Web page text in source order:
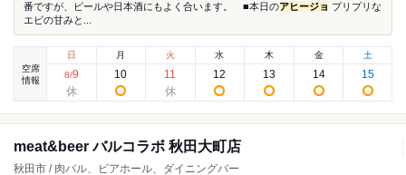
番ですが、ビールや日本酒にもよく合います。 ■本日のアヒージョ プリプリな
エビの甘みと...
空席
情報
日
8/9
月
10
火
11
水
12
木
13
金
14
土
15
meat&beer バルコラボ 秋田大町店
秋田市 / 肉バル、ビアホール、ダイニングバー